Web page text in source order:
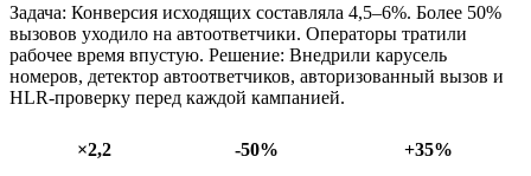
Задача: Конверсия исходящих составляла 4,5–6%. Более 50%
вызовов уходило на автоответчики. Операторы тратили
рабочее время впустую. Решение: Внедрили карусель
номеров, детектор автоответчиков, авторизованный вызов и
HLR-проверку перед каждой кампанией.
×2,2 -50% +35%